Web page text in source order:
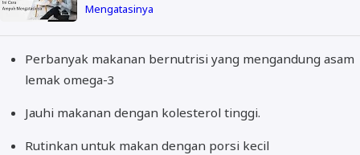
Mengatasinya
Perbanyak makanan bernutrisi yang mengandung asam
lemak omega-3
Jauhi makanan dengan kolesterol tinggi.
Rutinkan untuk makan dengan porsi kecil